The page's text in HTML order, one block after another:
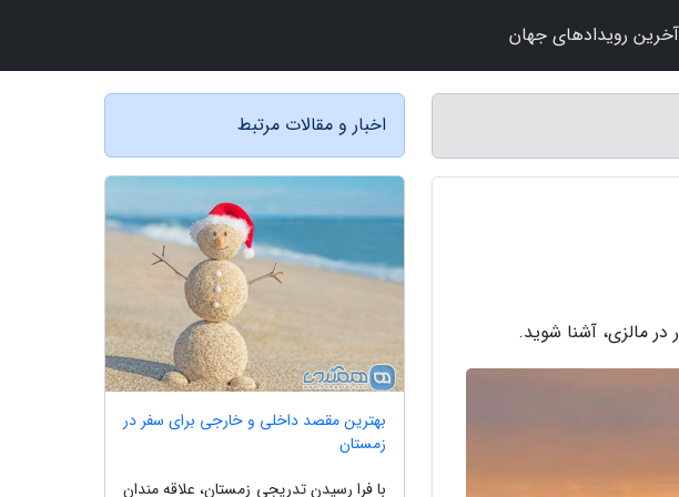
مالزی، آشنا شوید.
اخبار و مقالات مرتبط
بهترین مقصد داخلی و خارجی برای سفر در
زمستان
با فرا رسیدن تدریجی زمستان، علاقه مندان
آخرین رویدادهای جهان